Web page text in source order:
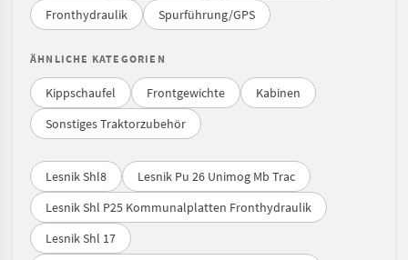
Fronthydraulik
Spurführung/GPS
ÄHNLICHE KATEGORIEN
Kippschaufel Frontgewichte
Kabinen
Sonstiges Traktorzubehör
Lesnik Shl8
Lesnik Pu 26 Unimog Mb Trac
Lesnik Shl P25 Kommunalplatten Fronthydraulik
Lesnik Shl 17